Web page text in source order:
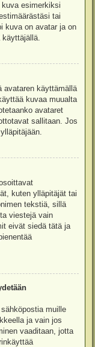
esimerkiksi
tai
kuva on avatar ja on
käyttäjällä.
avataren käyttämällä
kuvaa muualta
avataret
sallitaan. Jos
kuten ylläpitäjät tai
tekstiä, sillä
viestejä vain
eivät siedä tätä ja
muille
ja vain jos
vaaditaan, jotta